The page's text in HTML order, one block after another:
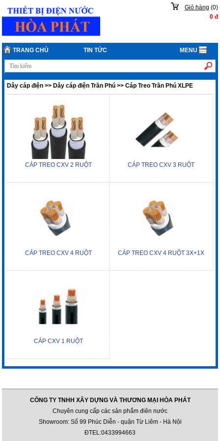
Giỏ hàng (0)
0đ
TRANG CHỦ TIN TỨC MENU
Dây cáp điện >>Dây cáp điện Trần Phú >>Cáp Treo Trần Phú XLPE
CÁP TREO CXV 2 RUỘT CÁP TREO CXV 3 RUỘT
CÁP TREO CXV 4 RUỘT CÁP TREO CXV 4 RUỘT 3X+1X
CÁP CXV 1 RUỘT
CÔNG TY TNHH XÂY DỰNG VÀ THƯƠNG MẠI HÒA PHÁT
Chuyên cung cấp các sản phẩm điên nước
Showroom: Số 99 Phúc Diễn - quận Từ Liêm - Hà Nội
ĐTEL:0433994663